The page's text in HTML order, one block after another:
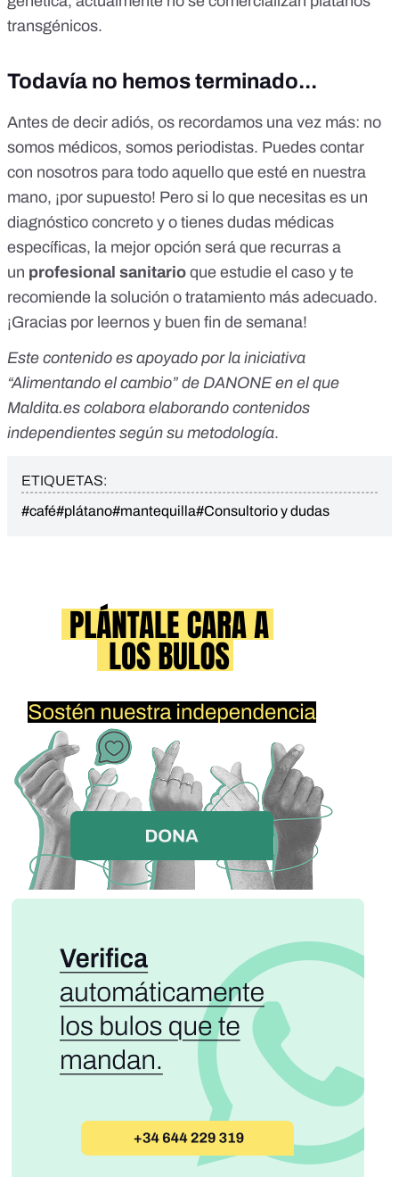
transgénicos.
Todavía no hemos terminado...
Antes de decir adiós, os recordamos una vez más: no
somos médicos, somos periodistas. Puedes contar
con nosotros para todo aquello que esté en nuestra
mano, ¡por supuesto! Pero si lo que necesitas es un
diagnóstico concreto y o tienes dudas médicas
específicas, la mejor opción será que recurras a
un profesional sanitario que estudie el caso y te
recomiende la solución o tratamiento más adecuado.
¡Gracias por leernos y buen fin de semana!
Este contenido es apoyado por la iniciativa
“Alimentando el cambio” de DANONE en el que
Maldita.es colabora elaborando contenidos
independientes según su metodología.
ETIQUETAS:
#café#plátano#mantequilla#Consultorio y dudas